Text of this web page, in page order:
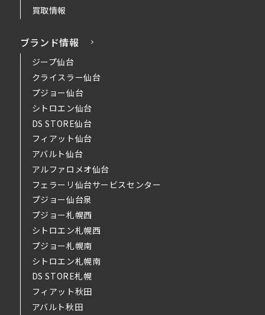
買取情報
ブランド情報
ジープ仙台
クライスラー仙台
プジョー仙台
シトロエン仙台
DS STORE仙台
フィアット仙台
アバルト仙台
アルファロメオ仙台
フェラーリ仙台サービスセンター
プジョー仙台泉
プジョー札幌西
シトロエン札幌西
プジョー札幌南
シトロエン札幌南
DS STORE札幌
フィアット秋田
アバルト秋田